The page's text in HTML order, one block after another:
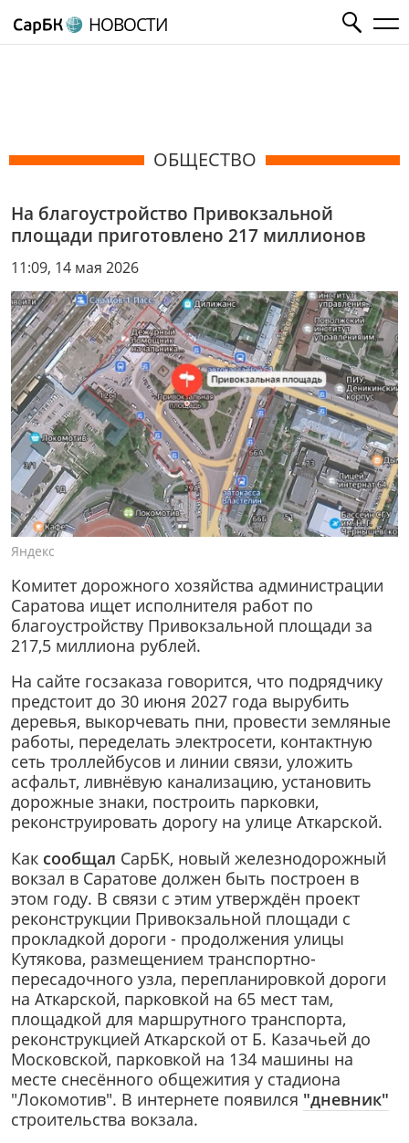
НОВОСТИ
ОБЩЕСТВО
На благоустройство Привокзальной
площади приготовлено 217 миллионов
11:09, 14 мая 2026
Яндекс
Комитет дорожного хозяйства администрации
Саратова ищет исполнителя работ по
благоустройству Привокзальной площади за
217,5 миллиона рублей.
На сайте госзаказа говорится, что подрядчику
предстоит до 30 июня 2027 года вырубить
деревья, выкорчевать пни, провести земляные
работы, переделать электросети, контактную
сеть троллейбусов и линии связи, уложить
асфальт, ливнёвую канализацию, установить
дорожные знаки, построить парковки,
реконструировать дорогу на улице Аткарской.
Как сообщал СарБК, новый железнодорожный
вокзал в Саратове должен быть построен в
этом году. В связи с этим утверждён проект
реконструкции Привокзальной площади с
прокладкой дороги - продолжения улицы
Кутякова, размещением транспортно-
пересадочного узла, перепланировкой дороги
на Аткарской, парковкой на 65 мест там,
площадкой для маршрутного транспорта,
реконструкцией Аткарской от Б. Казачьей до
Московской, парковкой на 134 машины на
месте снесённого общежития у стадиона
"Локомотив". В интернете появился "дневник"
строительства вокзала.